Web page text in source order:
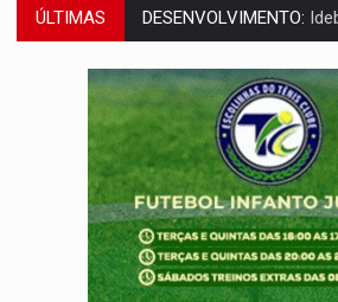
ÚLTIMAS VULGO 'UNIÃO':Chefe de
Publicação Legal:
RO EMPREENDEDORA:2ª
FORTALECIMENTO:
VÍDEO:Condutor de carro
'OS OLHOS DO BRASIL':